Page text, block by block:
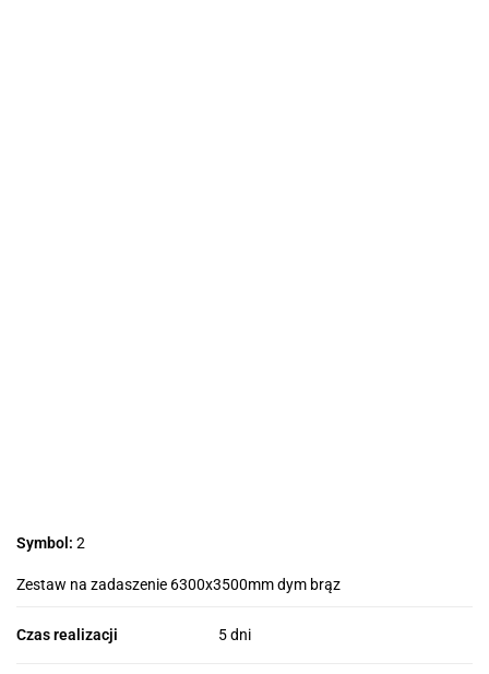
Symbol: 2
Zestaw na zadaszenie 6300x3500mm dym brąz
Czas realizacji 5 dni